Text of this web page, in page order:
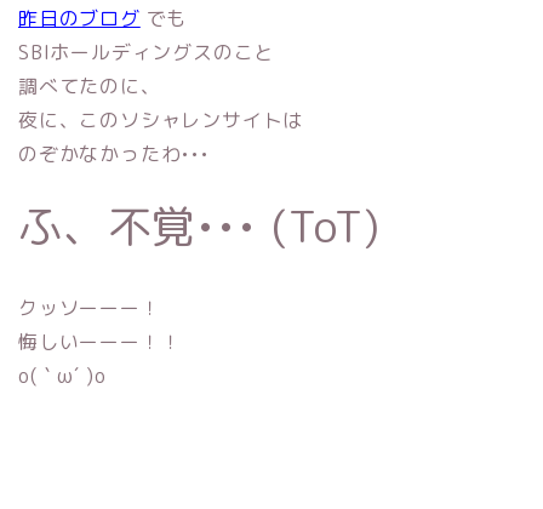
昨日のブログ でも
SBIホールディングスのこと
調べてたのに、
夜に、このソシャレンサイトは
のぞかなかったわ•••
ふ、不覚••• (ToT)
クッソーーー！
悔しいーーー！！
o(｀ω´ )o